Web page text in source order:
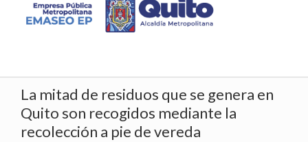
La mitad de residuos que se genera en
Quito son recogidos mediante la
recolección a pie de vereda